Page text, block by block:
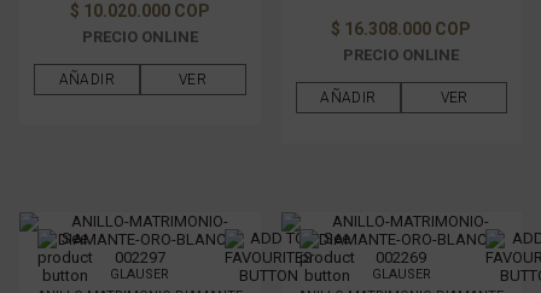
$ 10.020.000 COP
PRECIO ONLINE
AÑADIR VER
$ 16.308.000 COP
PRECIO ONLINE
AÑADIR VER
GLAUSER
GLAUSER